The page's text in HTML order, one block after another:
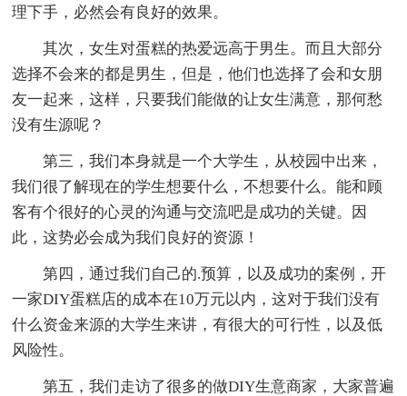
理下手，必然会有良好的效果。
其次，女生对蛋糕的热爱远高于男生。而且大部分
选择不会来的都是男生，但是，他们也选择了会和女朋
友一起来，这样，只要我们能做的让女生满意，那何愁
没有生源呢？
第三，我们本身就是一个大学生，从校园中出来，
我们很了解现在的学生想要什么，不想要什么。能和顾
客有个很好的心灵的沟通与交流吧是成功的关键。因
此，这势必会成为我们良好的资源！
第四，通过我们自己的.预算，以及成功的案例，开
一家DIY蛋糕店的成本在10万元以内，这对于我们没有
什么资金来源的大学生来讲，有很大的可行性，以及低
风险性。
第五，我们走访了很多的做DIY生意商家，大家普遍